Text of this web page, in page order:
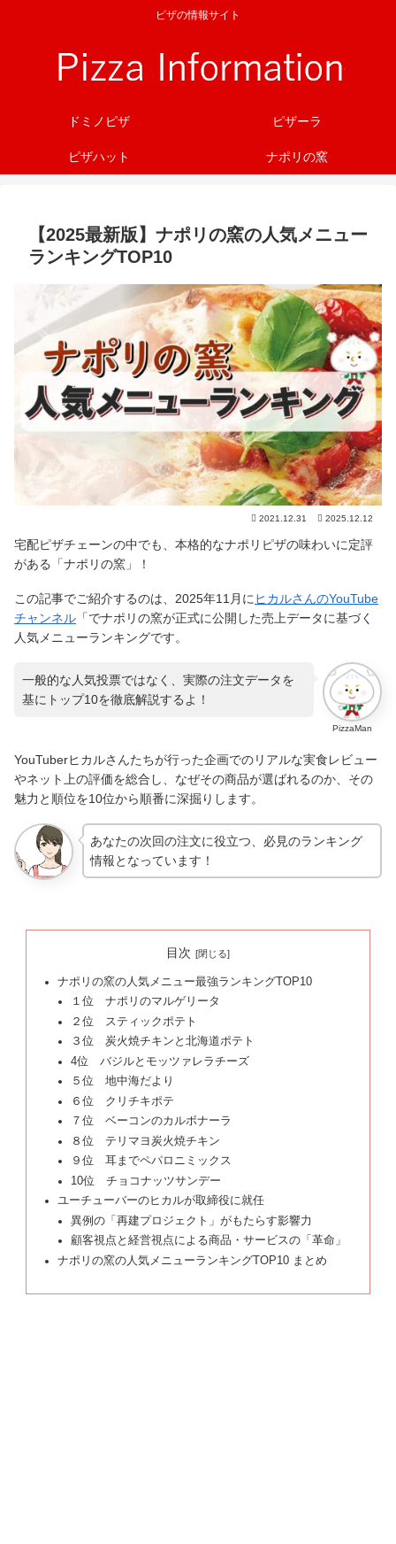
ピザの情報サイト
ドミノピザ ピザーラ
ピザハット ナポリの窯
【2025最新版】ナポリの窯の人気メニュー
ランキングTOP10
2021.12.31 2025.12.12
宅配ピザチェーンの中でも、本格的なナポリピザの味わいに定評
がある「ナポリの窯」！
この記事でご紹介するのは、2025年11月に ヒカルさんのYouTube
チャンネル 「でナポリの窯が正式に公開した売上データに基づく
人気メニューランキングです。
PizzaMan
一般的な人気投票ではなく、実際の注文データを
基にトップ10を徹底解説するよ！
YouTuberヒカルさんたちが行った企画でのリアルな実食レビュー
やネット上の評価を総合し、なぜその商品が選ばれるのか、その
魅力と順位を10位から順番に深掘りします。
あなたの次回の注文に役立つ、必見のランキング
情報となっています！
目次
ナポリの窯の人気メニュー最強ランキングTOP10
１位 ナポリのマルゲリータ
２位 スティックポテト
３位 炭火焼チキンと北海道ポテト
4位 バジルとモッツァレラチーズ
５位 地中海だより
６位 クリチキポテ
７位 ベーコンのカルボナーラ
８位 テリマヨ炭火焼チキン
９位 耳までペパロニミックス
10位 チョコナッツサンデー
ユーチューバーのヒカルが取締役に就任
異例の「再建プロジェクト」がもたらす影響力
顧客視点と経営視点による商品・サービスの「革命」
ナポリの窯の人気メニューランキングTOP10 まとめ